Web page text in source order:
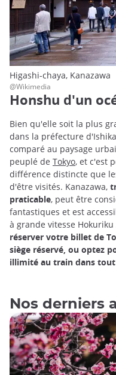
Higashi-chaya, Kanazawa
@Wikimedia
Honshu d'un
Bien qu'elle soit la plus
dans la préfecture
comparé au paysage
peuplé de Tokyo, et c'est
différence distincte que
d'être visités. Kanazawa,
praticable, peut être
fantastiques et est
à grande vitesse Hokuriku
réserver votre billet de
siège réservé, ou optez
illimité au train dans tout
Nos derniers